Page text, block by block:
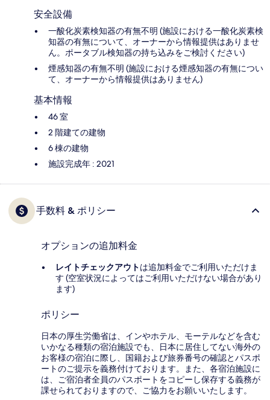
安全設備
一酸化炭素検知器の有無不明 (施設における一酸化炭素検
知器の有無について、オーナーから情報提供はありませ
ん。ポータブル検知器の持ち込みをご検討ください)
煙感知器の有無不明 (施設における煙感知器の有無につい
て、オーナーから情報提供はありません)
基本情報
46 室
2 階建ての建物
6 棟の建物
施設完成年 : 2021
手数料 & ポリシー
オプションの追加料金
レイトチェックアウトは追加料金でご利用いただけま
す (空室状況によってはご利用いただけない場合があり
ます)
ポリシー
日本の厚生労働省は、インやホテル、モーテルなどを含む
いかなる種類の宿泊施設でも、日本に​居住してない海外の
お客様の宿泊に際し、国籍および旅券番号の確認とパスポ
ートのご提示を義務付け​ております。また、各宿泊施設に
は、ご宿泊者全員のパスポートをコピーし保存する義務が
課せられておりますの​で、ご協力をお願いいたします。